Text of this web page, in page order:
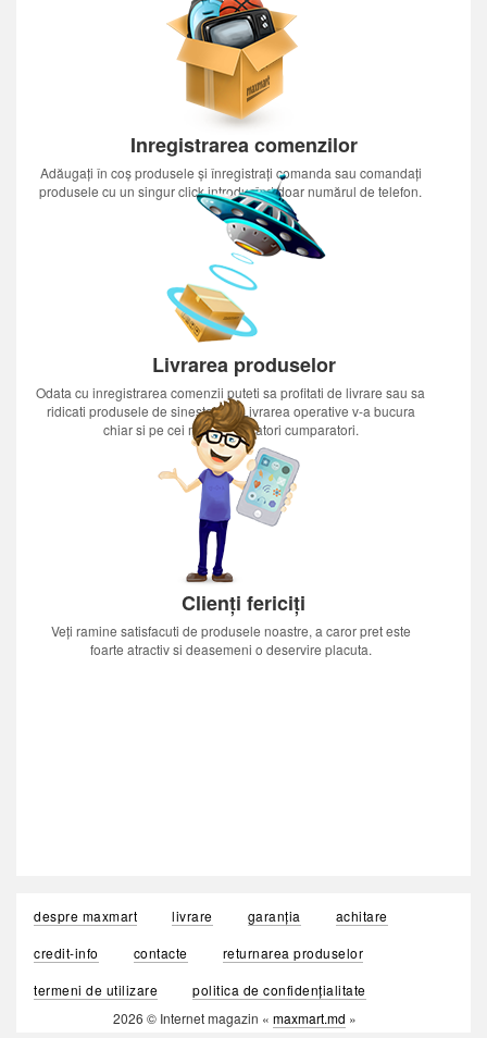
Inregistrarea comenzilor
Adăugați în coș produsele și înregistrați comanda sau comandați
produsele cu un singur click introducînd doar numărul de telefon.
Livrarea produselor
Odata cu inregistrarea comenzii puteti sa profitati de livrare sau sa
ridicati produsele de sinestatator.Livrarea operative v-a bucura
chiar si pe cei mai nerabdatori cumparatori.
Clienți fericiți
Veți ramine satisfacuti de produsele noastre, a caror pret este
foarte atractiv si deasemeni o deservire placuta.
despre maxmart livrare garanția
achitare
credit-info
contacte
returnarea produselor
termeni de utilizare
politica de confidențialitate
2026 © Internet magazin « maxmart.md »